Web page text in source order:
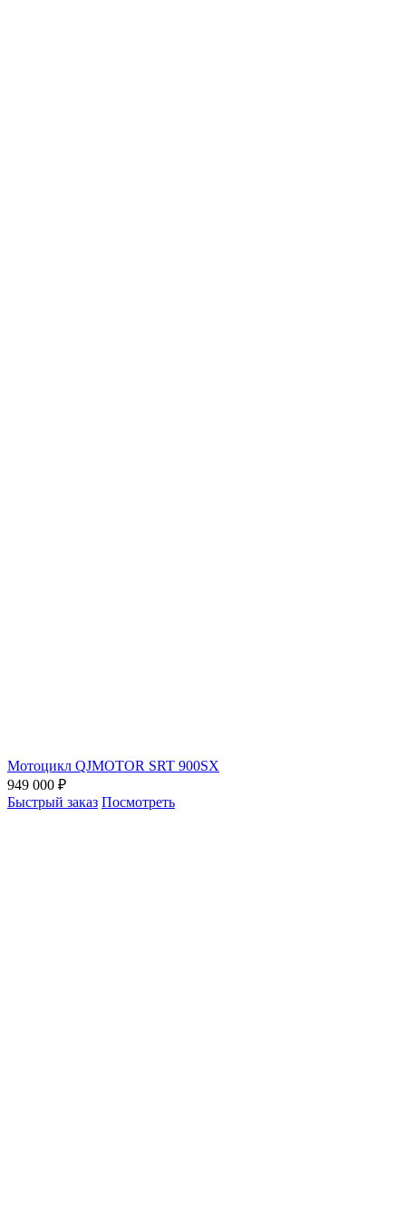
Мотоцикл QJMOTOR SRT 900SX
949 000 ₽
Быстрый заказ Посмотреть